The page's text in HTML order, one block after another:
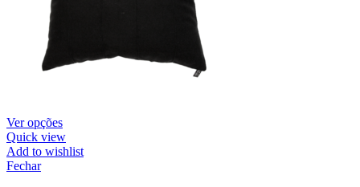
Ver opções
Quick view
Add to wishlist
Fechar